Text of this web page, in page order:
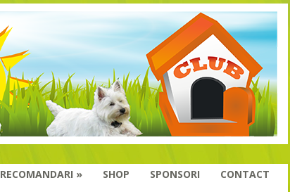
RECOMANDARI » SHOP SPONSORI CONTACT